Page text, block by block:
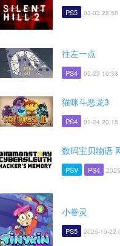
PS5 03-03 22:58
往左一点
PS4 02-23 16:33
猫咪斗恶龙3
PS4 01-24 20:15
数码宝贝物语
PSV PS4
小眷灵
PS5 2025-10-22